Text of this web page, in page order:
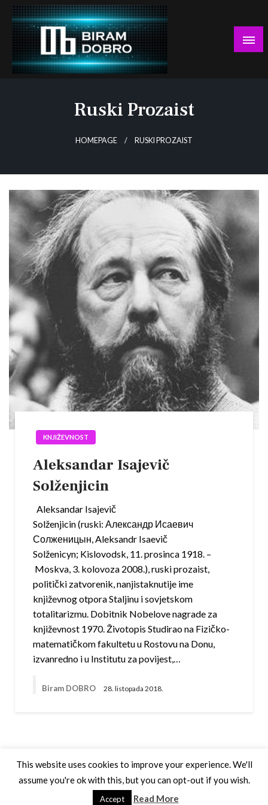
Skip
content
Ruski Prozaist
HOMEPAGE RUSKI PROZAIST
KNJIŽEVNOST
Aleksandar Isajevič
Solženjicin
Aleksandar Isajevič
Solženjicin (ruski: Александр Исаевич
Солженицын, Aleksandr Isaevič
Solženicyn; Kislovodsk, 11. prosinca 1918. –
Moskva, 3. kolovoza 2008.), ruski prozaist,
politički zatvorenik, nanjistaknutije ime
književnog otpora Staljinu i sovjetskom
totalitarizmu. Dobitnik Nobelove nagrade za
književnost 1970. Životopis Studirao na Fizičko-
matematičkom fakultetu u Rostovu na Donu,
izvanredno i u Institutu za povijest,…
Biram DOBRO 28. listopada 2018.
Theme by Silk Themes
This website uses cookies to improve your experience. We'll
assume you're ok with this, but you can opt-out if you wish.
Accept Read More